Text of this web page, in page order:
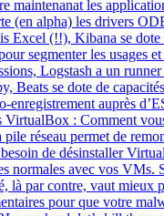
maintenanat les
(en alpha) les drivers
Excel (!!), Kibana se dote
segmenter les usages
Logstash a un
Beats se dote de
enregistrement auprès
VirtualBox : Comment
réseau permet de
de désinstaller
normales avec vos VMs.
là par contre, vaut mieux
pour que votre